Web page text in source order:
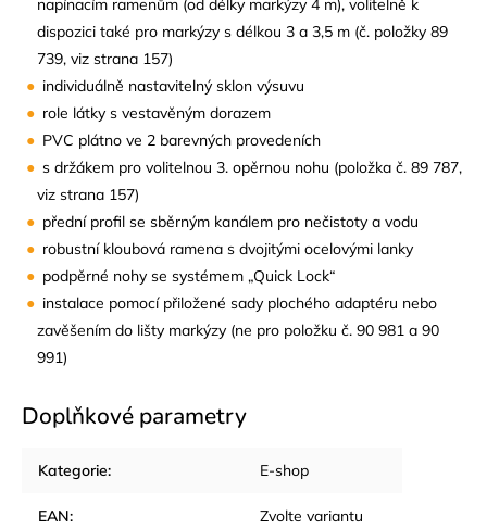
dispozici také pro markýzy s délkou 3 a 3,5 m (č. položky 89
739, viz strana 157)
individuálně nastavitelný sklon výsuvu
role látky s vestavěným dorazem
PVC plátno ve 2 barevných provedeních
s držákem pro volitelnou 3. opěrnou nohu (položka č. 89 787,
viz strana 157)
přední profil se sběrným kanálem pro nečistoty a vodu
robustní kloubová ramena s dvojitými ocelovými lanky
podpěrné nohy se systémem „Quick Lock“
instalace pomocí přiložené sady plochého adaptéru nebo
zavěšením do lišty markýzy (ne pro položku č. 90 981 a 90
991)
Doplňkové parametry
Kategorie: E-shop
EAN: Zvolte variantu